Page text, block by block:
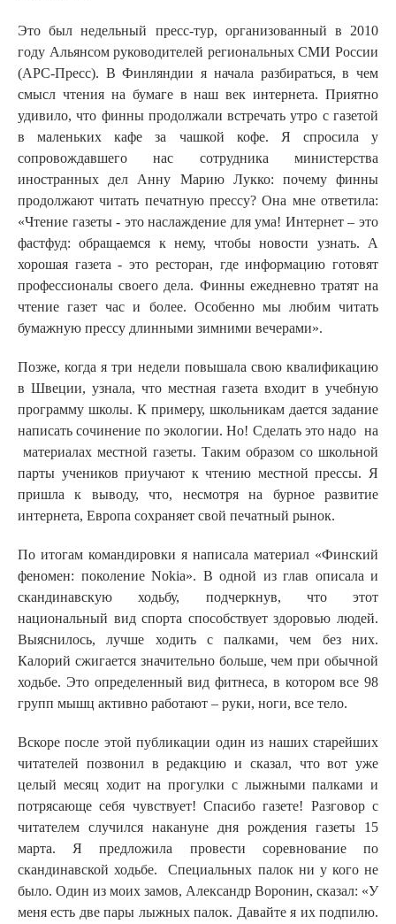
Это был недельный пресс-тур, организованный в 2010
году Альянсом руководителей региональных СМИ России
(АРС-Пресс). В Финляндии я начала разбираться, в чем
смысл чтения на бумаге в наш век интернета. Приятно
удивило, что финны продолжали встречать утро с газетой
в маленьких кафе за чашкой кофе. Я спросила у
сопровождавшего нас сотрудника министерства
иностранных дел Анну Марию Лукко: почему финны
продолжают читать печатную прессу? Она мне ответила:
«Чтение газеты - это наслаждение для ума! Интернет – это
фастфуд: обращаемся к нему, чтобы новости узнать. А
хорошая газета - это ресторан, где информацию готовят
профессионалы своего дела. Финны ежедневно тратят на
чтение газет час и более. Особенно мы любим читать
бумажную прессу длинными зимними вечерами».
Позже, когда я три недели повышала свою квалификацию
в Швеции, узнала, что местная газета входит в учебную
программу школы. К примеру, школьникам дается задание
написать сочинение по экологии. Но! Сделать это надо на
материалах местной газеты. Таким образом со школьной
парты учеников приучают к чтению местной прессы. Я
пришла к выводу, что, несмотря на бурное развитие
интернета, Европа сохраняет свой печатный рынок.
По итогам командировки я написала материал «Финский
феномен: поколение Nokia». В одной из глав описала и
скандинавскую ходьбу, подчеркнув, что этот
национальный вид спорта способствует здоровью людей.
Выяснилось, лучше ходить с палками, чем без них.
Калорий сжигается значительно больше, чем при обычной
ходьбе. Это определенный вид фитнеса, в котором все 98
групп мышц активно работают – руки, ноги, все тело.
Вскоре после этой публикации один из наших старейших
читателей позвонил в редакцию и сказал, что вот уже
целый месяц ходит на прогулки с лыжными палками и
потрясающе себя чувствует! Спасибо газете! Разговор с
читателем случился накануне дня рождения газеты 15
марта. Я предложила провести соревнование по
скандинавской ходьбе. Специальных палок ни у кого не
было. Один из моих замов, Александр Воронин, сказал: «У
меня есть две пары лыжных палок. Давайте я их подпилю.